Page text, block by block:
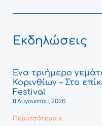
Εκδηλώσεις
Ένα τριήμερο
Κορινθίων – Στο
Festival
8 Αυγούστου, 2026
Περισσότερα »